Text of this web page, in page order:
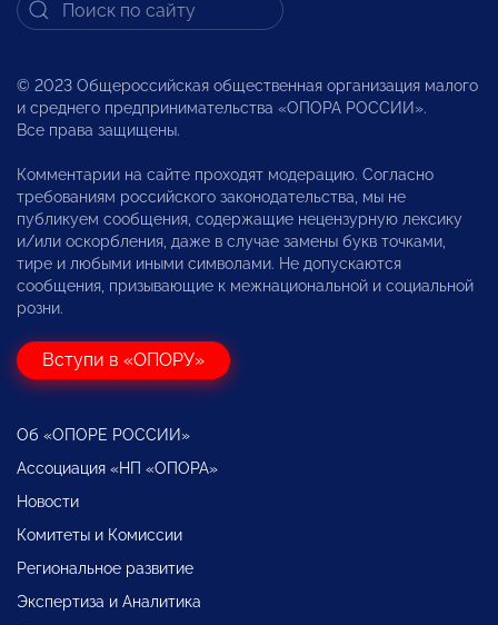
© 2023 Общероссийская общественная организация малого
и среднего предпринимательства «ОПОРА РОССИИ».
Все права защищены.
Комментарии на сайте проходят модерацию. Согласно
требованиям российского законодательства, мы не
публикуем сообщения, содержащие нецензурную лексику
и/или оскорбления, даже в случае замены букв точками,
тире и любыми иными символами. Не допускаются
сообщения, призывающие к межнациональной и социальной
розни.
Вступи в «ОПОРУ»
Об «ОПОРЕ РОССИИ»
Ассоциация «НП «ОПОРА»
Новости
Комитеты и Комиссии
Региональное развитие
Экспертиза и Аналитика